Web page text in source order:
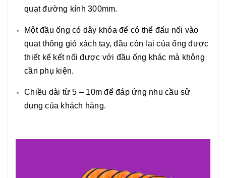
quạt đường kính 300mm.
Một đầu ống có dây khóa để có thể đấu nối vào
quạt thông gió xách tay, đầu còn lại của ống được
thiết kế kết nối được với đầu ống khác mà không
cần phụ kiện.
Chiều dài từ 5 – 10m để đáp ứng nhu cầu sử
dụng của khách hàng.